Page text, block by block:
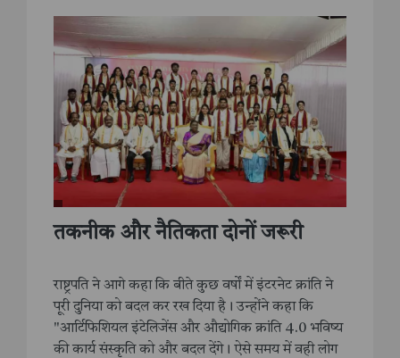
तकनीक और नैतिकता दोनों जरूरी
राष्ट्रपति ने आगे कहा कि बीते कुछ वर्षों में इंटरनेट क्रांति ने
पूरी दुनिया को बदल कर रख दिया है। उन्होंने कहा कि
"आर्टिफिशियल इंटेलिजेंस और औद्योगिक क्रांति 4.0 भविष्य
की कार्य संस्कृति को और बदल देंगे। ऐसे समय में वही लोग